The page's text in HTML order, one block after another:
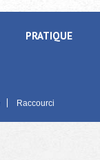
PRATIQUE
Raccourci